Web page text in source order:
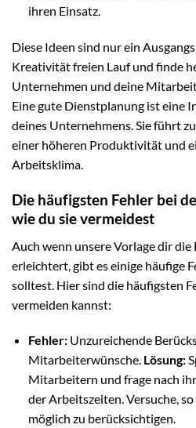
ihren Einsatz.
Diese Ideen sind nur ein
Kreativität freien Lauf und finde
Unternehmen und deine
Eine gute Dienstplanung ist eine
deines Unternehmens. Sie führt
einer höheren Produktivität und
Arbeitsklima.
Die häufigsten Fehler bei
wie du sie vermeidest
Auch wenn unsere Vorlage dir
erleichtert, gibt es einige häufige
solltest. Hier sind die häufigsten
vermeiden kannst:
Fehler:Unzureichende
Mitarbeiterwünsche. Lösung:
Mitarbeitern und frage nach
der Arbeitszeiten. Versuche,
möglich zu berücksichtigen.